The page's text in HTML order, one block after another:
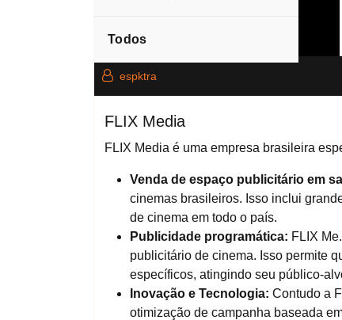
Todos
espktra
FLIX Media
FLIX Media é uma empresa brasileira
Venda de espaço publicitário em
cinemas brasileiros. Isso inclui
de cinema em todo o país.
Publicidade programática: FLIX
publicitário de cinema. Isso permite
específicos, atingindo seu público-
Inovação e Tecnologia: Contudo a
otimização de campanha baseada